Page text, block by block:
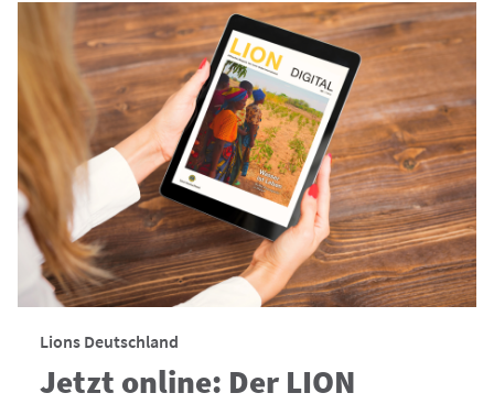
Lions Deutschland
Jetzt online: Der LION